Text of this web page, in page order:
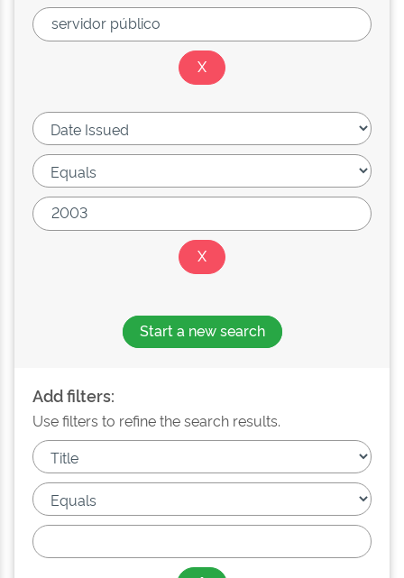
Start a new search
Add filters:
Use filters to refine the search results.